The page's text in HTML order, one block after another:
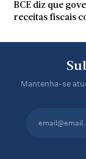
BCE diz que
receitas fiscais
Mantenha-se